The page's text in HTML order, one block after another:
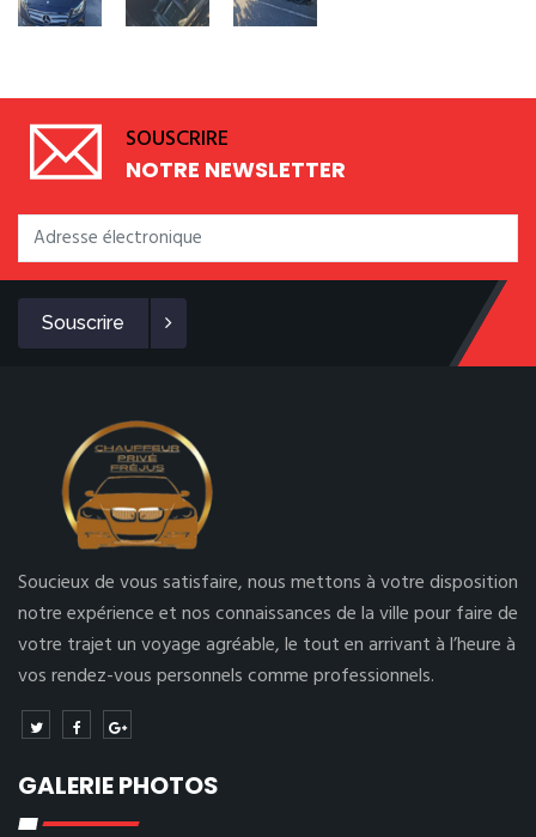
SOUSCRIRE
NOTRE NEWSLETTER
Souscrire
Soucieux de vous satisfaire, nous mettons à votre disposition
notre expérience et nos connaissances de la ville pour faire de
votre trajet un voyage agréable, le tout en arrivant à l’heure à
vos rendez-vous personnels comme professionnels.
GALERIE PHOTOS